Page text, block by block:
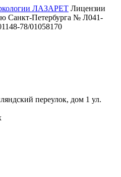
Лицензии
Санкт-Петербурга № Л041-
78/01058170
переулок, дом 1 ул.